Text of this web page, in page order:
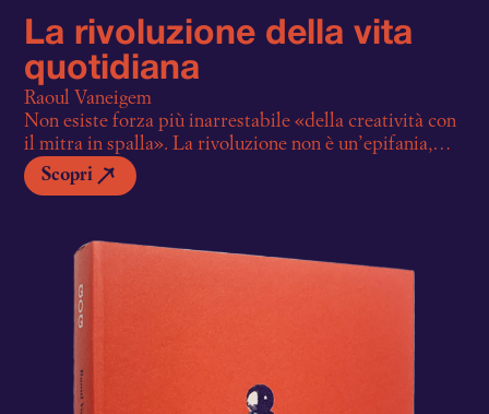
La rivoluzione della vita
quotidiana
Raoul Vaneigem
Non esiste forza più inarrestabile «della creatività con
il mitra in spalla». La rivoluzione non è un’epifania,
non è un tempo sospeso, straordinario, una parentesi
tra la noia e il dolore, ma respira da ovunque, è pronta
quotidiana, in ognuno dei suoi rituali alienanti. Basta
avere gli strumenti per riconoscere il proprio
sfruttamento, precisamente ciò che Vaneigem e i
situazionisti in generale si impegnarono a fornire a quei
giovani lettori (il titolo originale di questo libro, ben
più didascalico, si traduce con Trattato del saper vivere
ad uso delle giovani generazioni) la cui irrequietezza
artistica, politica e sociale provocò un decennio di
Scopri